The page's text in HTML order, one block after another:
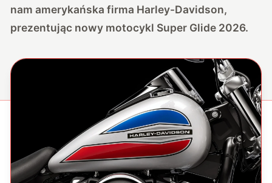
nam amerykańska firma Harley-Davidson,
prezentując nowy motocykl Super Glide 2026.